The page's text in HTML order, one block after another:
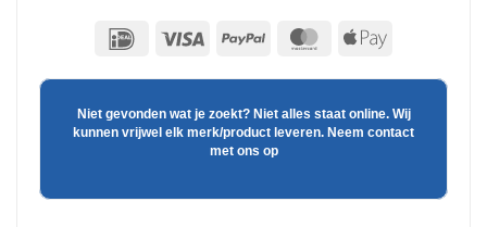
Niet gevonden wat je zoekt? Niet alles staat online. Wij
kunnen vrijwel elk merk/product leveren. Neem contact
met ons op